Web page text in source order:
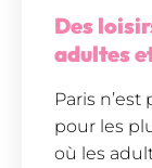
Des
adultes
Paris
pour les
où les